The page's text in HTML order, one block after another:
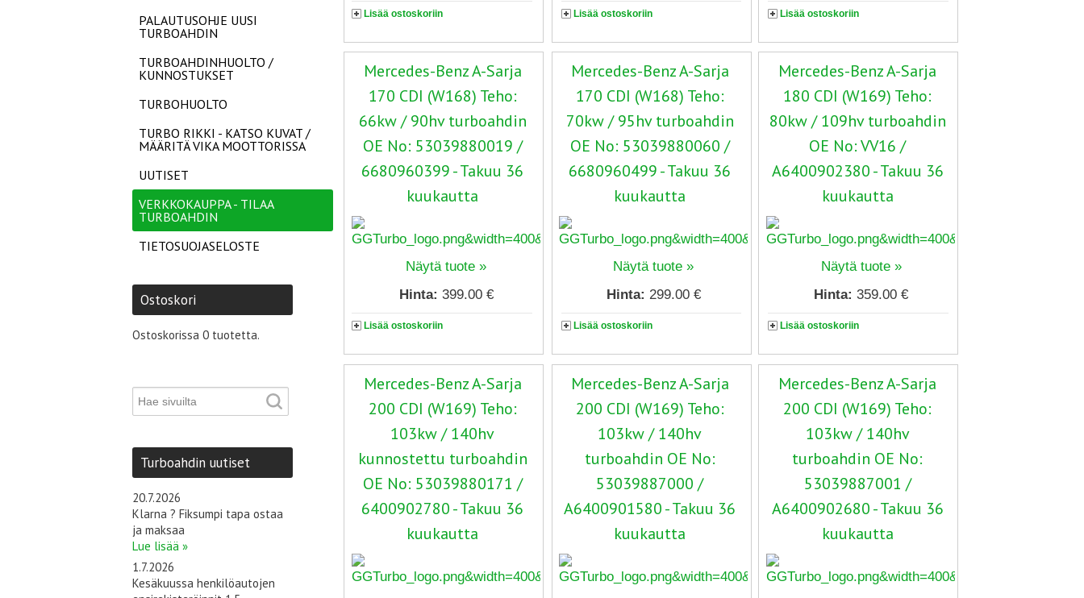
Lisää ostoskoriin Lisää ostoskoriin Lisää ostoskoriin
Mercedes-Benz A-Sarja
170 CDI (W168) Teho:
66kw / 90hv turboahdin
OE No: 53039880019 /
6680960399 - Takuu 36
kuukautta
Näytä tuote »
Hinta: 399.00 €
Lisää ostoskoriin
Mercedes-Benz A-Sarja
170 CDI (W168) Teho:
70kw / 95hv turboahdin
OE No: 53039880060 /
6680960499 - Takuu 36
kuukautta
Näytä tuote »
Hinta: 299.00 €
Lisää ostoskoriin
Mercedes-Benz A-Sarja
180 CDI (W169) Teho:
80kw / 109hv turboahdin
OE No: VV16 /
A6400902380 - Takuu 36
kuukautta
Näytä tuote »
Hinta:359.00 €
Lisää ostoskoriin
Mercedes-Benz A-Sarja
200 CDI (W169) Teho:
103kw / 140hv
kunnostettu turboahdin
OE No: 53039880171 /
6400902780 - Takuu 36
kuukautta
Mercedes-Benz A-Sarja
200 CDI (W169) Teho:
103kw / 140hv
turboahdin OE No:
53039887000 /
A6400901580 - Takuu 36
kuukautta
Mercedes-Benz A-Sarja
200 CDI (W169) Teho:
103kw / 140hv
turboahdin OE No:
53039887001 /
A6400902680 - Takuu 36
kuukautta
PALAUTUSOHJE UUSI
TURBOAHDIN
TURBOAHDINHUOLTO /
KUNNOSTUKSET
TURBOHUOLTO
TURBO RIKKI - KATSO KUVAT /
MÄÄRITÄ VIKA MOOTTORISSA
UUTISET
VERKKOKAUPPA - TILAA
TURBOAHDIN
TIETOSUOJASELOSTE
Ostoskori
Ostoskorissa 0 tuotetta.
Turboahdin uutiset
20.7.2026
Klarna ? Fiksumpi tapa ostaa
ja maksaa
Lue lisää »
1.7.2026
Kesäkuussa henkilöautojen